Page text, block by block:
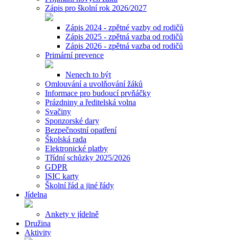
Zápis pro školní rok 2026/2027
Zápis 2024 - zpětné vazby od rodičů
Zápis 2025 - zpětná vazba od rodičů
Zápis 2026 - zpětná vazba od rodičů
Primární prevence
Nenech to být
Omlouvání a uvolňování žáků
Informace pro budoucí prvňáčky
Prázdniny a ředitelská volna
Svačiny
Sponzorské dary
Bezpečnostní opatření
Školská rada
Elektronické platby
Třídní schůzky 2025/2026
GDPR
ISIC karty
Školní řád a jiné řády
Jídelna
Ankety v jídelně
Družina
Aktivity